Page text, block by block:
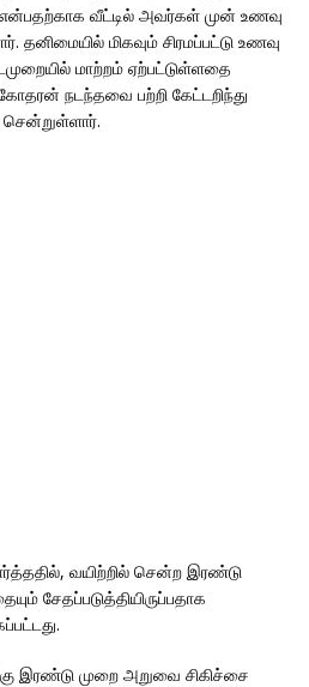
என்பதற்காக வீட்டில் அவர்கள் முன் உணவு
தனிமையில் மிகவும் சிரமப்பட்டு உணவு
மாற்றம் ஏற்பட்டுள்ளதை
நடந்தவை பற்றி கேட்டறிந்து
வயிற்றில் சென்ற இரண்டு
சேதப்படுத்தியிருப்பதாக
இரண்டு முறை அறுவை சிகிச்சை